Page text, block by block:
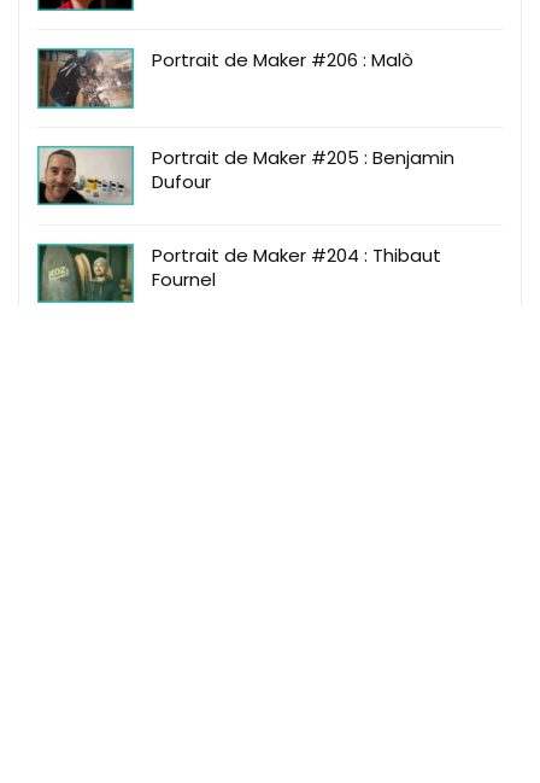
Portrait de Maker #206 : Malò
Portrait de Maker #205 : Benjamin
Dufour
Portrait de Maker #204 : Thibaut
Fournel